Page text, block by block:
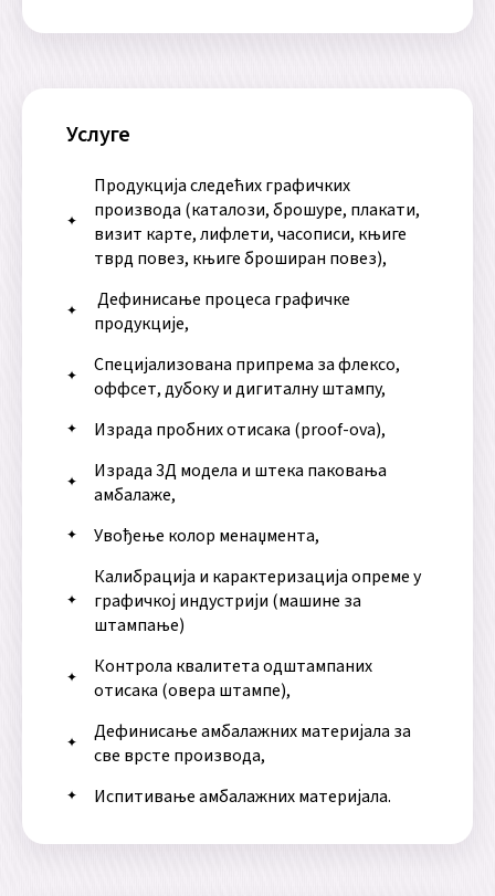
Услуге
Продукција следећих графичких
производа (каталози, брошуре, плакати,
визит карте, лифлети, часописи, књиге
тврд повез, књиге броширан повез),
Дефинисање процеса графичке
продукције,
Специјализована припрема за флексо,
оффсет, дубоку и дигиталну штампу,
Израда пробних отисака (proof-ova),
Израда 3Д модела и штека паковања
амбалаже,
Увођење колор менаџмента,
Калибрација и карактеризација опреме у
графичкој индустрији (машине за
штампање)
Контрола квалитета одштампаних
отисака (овера штампе),
Дефинисање амбалажних материјала за
све врсте производа,
Испитивање амбалажних материјала.